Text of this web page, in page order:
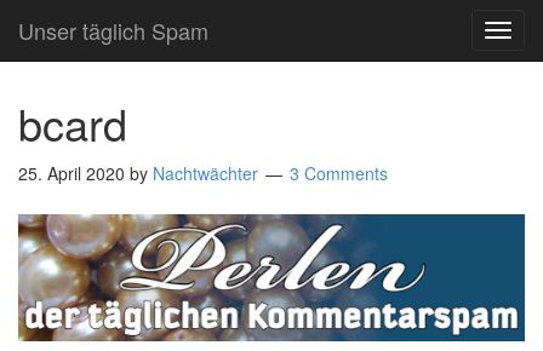
Unser täglich Spam
bcard
25. April 2020 by Nachtwächter 3 Comments